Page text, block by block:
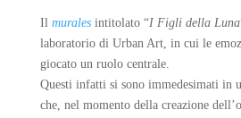
Ilmuralesintitolato “I Figli della Luna
laboratorio di Urban Art, in cui le
giocato un ruolo centrale.
Questi infatti si sono immedesimati in
che, nel momento della creazione